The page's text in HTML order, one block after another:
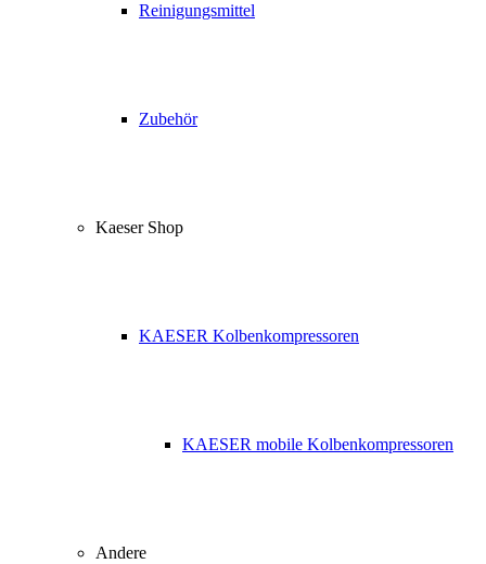
Reinigungsmittel
Zubehör
Kaeser Shop
KAESER Kolbenkompressoren
KAESER mobile Kolbenkompressoren
Andere